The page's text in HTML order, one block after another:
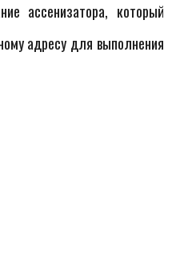
ассенизатора, который
адресу для выполнения